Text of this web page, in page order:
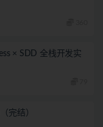
× SDD 全栈开发实
完结）